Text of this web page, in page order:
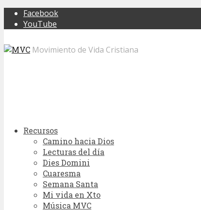
Facebook
YouTube
Movimiento de Vida Cristiana
Recursos
Camino hacia Dios
Lecturas del día
Dies Domini
Cuaresma
Semana Santa
Mi vida en Xto
Música MVC